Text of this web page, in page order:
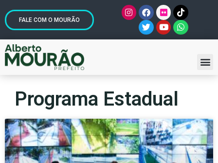
FALE COM O MOURÃO
Programa Estadual